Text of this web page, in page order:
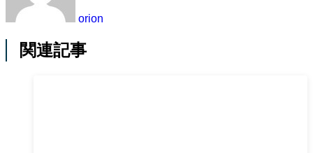
orion
関連記事